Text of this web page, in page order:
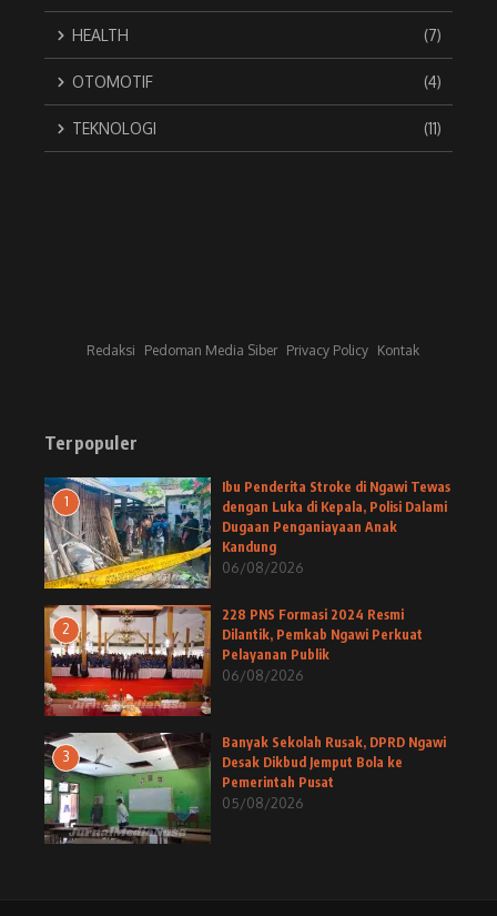
HEALTH (7)
OTOMOTIF (4)
TEKNOLOGI (11)
Redaksi Pedoman Media Siber Privacy Policy Kontak
Terpopuler
1
Ibu Penderita Stroke di Ngawi Tewas
dengan Luka di Kepala, Polisi Dalami
Dugaan Penganiayaan Anak
Kandung
06/08/2026
2
228 PNS Formasi 2024 Resmi
Dilantik, Pemkab Ngawi Perkuat
Pelayanan Publik
06/08/2026
3
Banyak Sekolah Rusak, DPRD Ngawi
Desak Dikbud Jemput Bola ke
Pemerintah Pusat
05/08/2026